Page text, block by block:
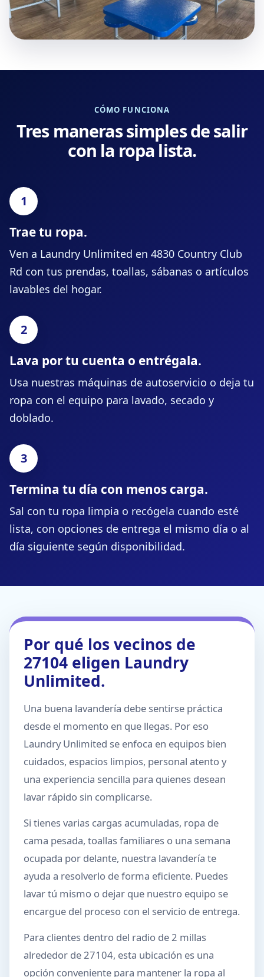
CÓMO FUNCIONA
Tres maneras simples de salir
con la ropa lista.
Trae tu ropa.
Ven a Laundry Unlimited en 4830 Country Club
Rd con tus prendas, toallas, sábanas o artículos
lavables del hogar.
Lava por tu cuenta o entrégala.
Usa nuestras máquinas de autoservicio o deja tu
ropa con el equipo para lavado, secado y
doblado.
Termina tu día con menos carga.
Sal con tu ropa limpia o recógela cuando esté
lista, con opciones de entrega el mismo día o al
día siguiente según disponibilidad.
Por qué los vecinos de
27104 eligen Laundry
Unlimited.
Una buena lavandería debe sentirse práctica
desde el momento en que llegas. Por eso
Laundry Unlimited se enfoca en equipos bien
cuidados, espacios limpios, personal atento y
una experiencia sencilla para quienes desean
lavar rápido sin complicarse.
Si tienes varias cargas acumuladas, ropa de
cama pesada, toallas familiares o una semana
ocupada por delante, nuestra lavandería te
ayuda a resolverlo de forma eficiente. Puedes
lavar tú mismo o dejar que nuestro equipo se
encargue del proceso con el servicio de entrega.
Para clientes dentro del radio de 2 millas
alrededor de 27104, esta ubicación es una
opción conveniente para mantener la ropa al